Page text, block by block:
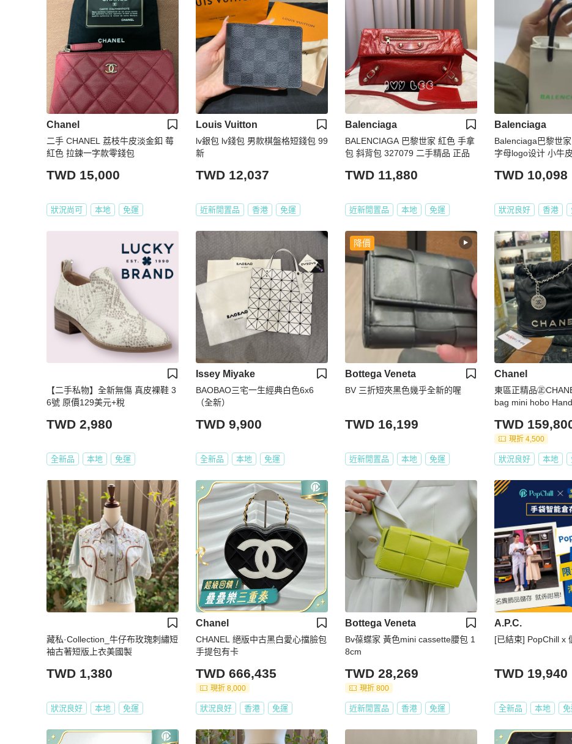
Chanel
二手 CHANEL 荔枝牛皮淡金釦 莓
紅色 拉鍊一字款零錢包
TWD 15,000
狀況尚可 本地 免運
Louis Vuitton
lv銀包 lv錢包 男款棋盤格短錢包 99
新
TWD 12,037
近新閒置品 香港 免運
Balenciaga
BALENCIAGA 巴黎世家 紅色 手拿
包 斜背包 327079 二手精品 正品
TWD 11,880
近新閒置品 本地 免運
Balenciaga
Balenciaga巴黎世
字母logo设计 小牛
TWD 10,098
狀況良好 香港
【二手私物】全新無傷 真皮裸鞋 3
6號 原價129美元+稅
TWD 2,980
全新品 本地 免運
Issey Miyake
BAOBAO三宅一生經典白色6x6
（全新）
TWD 9,900
全新品 本地 免運
降價
Bottega Veneta
BV 三折短夾黑色幾乎全新的喔
TWD 16,199
近新閒置品 本地 免運
Chanel
東區正精品㊣
bag mini hobo
TWD
現折 4,500
狀況良好 本地
藏私·Collection_牛仔布玫瑰刺繡短
袖古著短版上衣美國製
TWD 1,380
狀況良好 本地 免運
Chanel
CHANEL 絕版中古黑白愛心擋臉包
手提包有卡
TWD 666,435
現折 8,000
狀況良好 香港 免運
Bottega Veneta
Bv葆蝶家 黃色mini cassette腰包 1
8cm
TWD 28,269
現折 800
近新閒置品 香港 免運
A.P.C.
[已結束] PopChill x
TWD 19,940
全新品 本地 免